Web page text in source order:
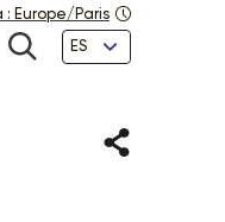
BÚSQUEDA
Idiomas
: Europe/Paris
Compartir